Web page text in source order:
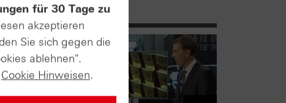
für 30 Tage zu
akzeptieren
Sie sich gegen die
ablehnen".
Cookie Hinweisen.